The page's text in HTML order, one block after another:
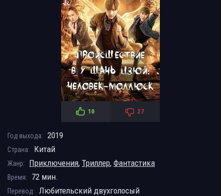
10 27
Год выхода: 2019
Страна: Китай
Жанр: Приключения, Триллер, Фантастика
Время: 72 мин.
Перевод: Любительский двухголосый